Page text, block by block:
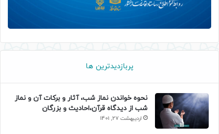
پربازدیدترین ها
نحوه خواندن نماز شب، آثار و برکات آن و نماز
شب از دیدگاه قرآن،احادیث و بزرگان
اردیبهشت 27, 1401